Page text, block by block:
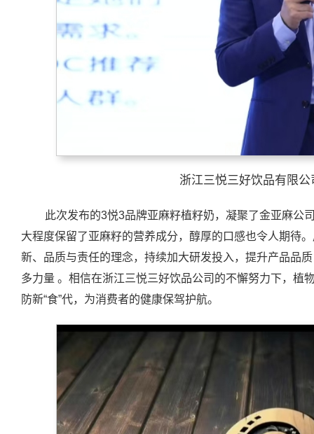
浙江三悦三好饮品有限
此次发布的3悦3品牌亚麻籽植籽奶，凝聚了金亚麻公
大程度保留了亚麻籽的营养成分，醇厚的口感也令人期待
新、品质与责任的理念，持续加大研发投入，提升产品品
多力量 。相信在浙江三悦三好饮品公司的不懈努力下，植
防新“食”代，为消费者的健康保驾护航。